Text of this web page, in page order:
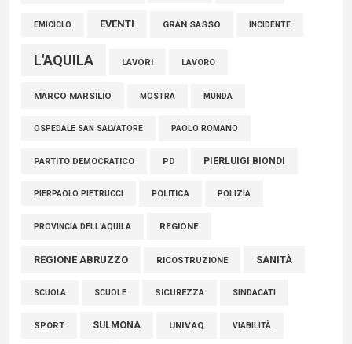
EMICICLO EVENTI GRAN SASSO INCIDENTE
L'AQUILA LAVORI LAVORO
MARCO MARSILIO MOSTRA MUNDA
OSPEDALE SAN SALVATORE PAOLO ROMANO
PARTITO DEMOCRATICO PD PIERLUIGI BIONDI
PIERPAOLO PIETRUCCI POLITICA POLIZIA
PROVINCIA DELL'AQUILA REGIONE
REGIONE ABRUZZO RICOSTRUZIONE SANITÀ
SCUOLA SCUOLE SICUREZZA SINDACATI
SPORT SULMONA UNIVAQ VIABILITÀ